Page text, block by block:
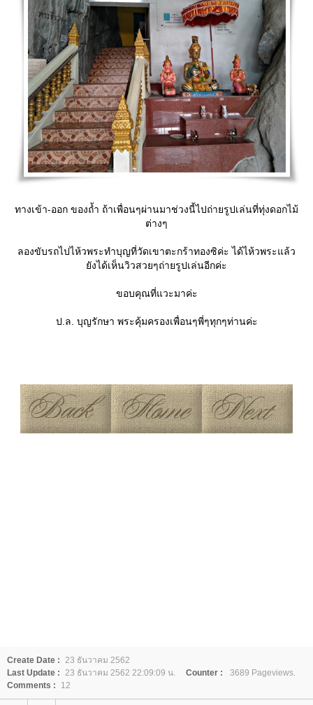
ทางเข้า-ออก ของถ้ำ ถ้าเพื่อนๆผ่านมาช่วงนี้ไปถ่ายรูปเล่นที่ทุ่งดอกไม้
ต่างๆ
ลองขับรถไปไห้วพระทำบุญที่วัดเขาตะกร้าทองซิค่ะ ได้ไห้วพระแล้ว
ังได้เห็นวิวสวยๆถ่ายรูปเล่นอีกค่ะ
ขอบคุณที่แวะมาค่ะ
ป.ล. บุญรักษา พระคุ้มครองเพื่อนๆพี่ๆทุกๆท่านค่ะ
Create Date : 23 ธันวาคม 2562
Last Update : 23 ธันวาคม 2562 22:09:09 น. Counter :
3689 Pageviews.
Comments :
12